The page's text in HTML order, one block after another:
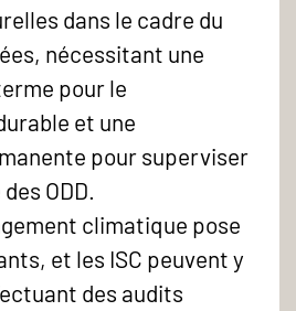
dans le cadre du
nécessitant une
pour le
et une
pour superviser
ODD.
climatique pose
et les ISC peuvent y
des audits